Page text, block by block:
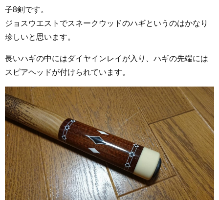
子8剣です。
ジョスウエストでスネークウッドのハギというのはかなり
珍しいと思います。
長いハギの中にはダイヤインレイが入り、ハギの先端には
スピアヘッドが付けられています。